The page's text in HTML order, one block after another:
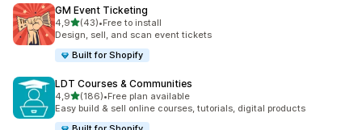
GM Event Ticketing
4,95 yıldız üzerinden
(43)
toplam 43 değerlendirme
•Free to install
Design, sell, and scan event tickets
Built for Shopify
LDT Courses & Communities
4,95 yıldız üzerinden
(186)
toplam 186 değerlendirme
•Free plan available
Easy build & sell online courses, tutorials, digital products